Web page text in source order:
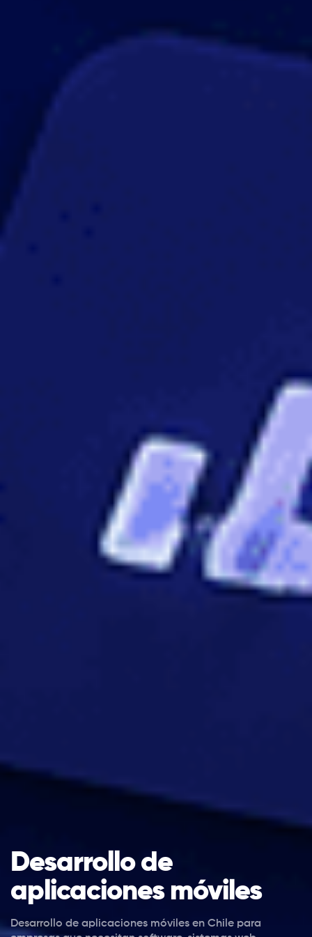
Desarrollo de
aplicaciones móviles
Desarrollo de aplicaciones móviles en Chile para